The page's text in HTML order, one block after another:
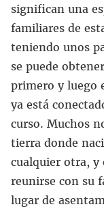
significan una
familiares de
teniendo unos
se puede
primero y luego
ya está
curso. Muchos
tierra donde
cualquier otra, y
reunirse con su
lugar de